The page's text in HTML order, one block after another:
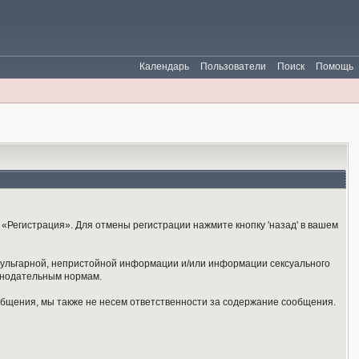
Помощь
Поиск
Пользователи
Календарь
Для отмены регистрации нажмите кнопку 'назад' в вашем
непристойной информации и/или информации сексуального
нормам.
мы также не несем ответственности за содержание сообщения.